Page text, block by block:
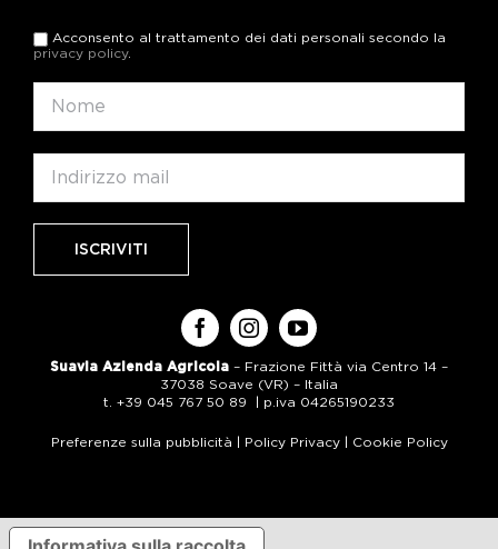
Acconsento al trattamento dei dati personali secondo la
privacy policy.
Suavia Azienda Agricola – Frazione Fittà via Centro 14 –
37038 Soave (VR) – Italia
t. +39 045 767 50 89 | p.iva 04265190233
Preferenze sulla pubblicità | Policy Privacy| Cookie Policy